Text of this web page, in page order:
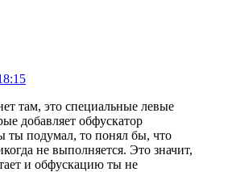
там, это специальные левые
добавляет обфускатор
ты подумал, то понял бы, что
не выполняется. Это значит,
и обфускацию ты не